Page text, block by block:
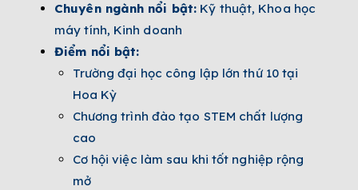
Chuyên ngành nổi bật: Kỹ thuật, Khoa học
máy tính, Kinh doanh
Điểm nổi bật:
Trường đại học công lập lớn thứ 10 tại
Hoa Kỳ
Chương trình đào tạo STEM chất lượng
cao
Cơ hội việc làm sau khi tốt nghiệp rộng
mở